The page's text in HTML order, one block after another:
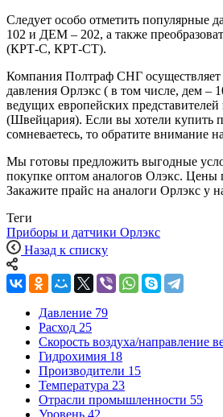
Следует особо отметить популярные
102 и ДЕМ – 202, а также
(КРТ-С, КРТ-СТ).
Компания Полтраф СНГ осуществляет
давления Орлэкс ( в том числе, дем –
ведущих европейских
(Швейцария). Если вы хотели купить
сомневаетесь, то обратите внимание
Мы готовы предложить выгодные
покупке оптом аналогов Олэкс. Цены
Закажите прайс на аналоги Орлэкс у
Теги
Приборы и датчики Орлэкс
Назад к списку
Давление 79
Расход 25
Скорость воздуха/направление
Гидрохимия 18
Производители 15
Температура 23
Отрасли промышленности 55
Уровень 42